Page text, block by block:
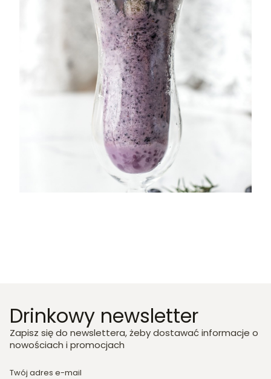
Drinkowy newsletter
Zapisz się do newslettera, żeby dostawać informacje o
nowościach i promocjach
Twój adres e-mail